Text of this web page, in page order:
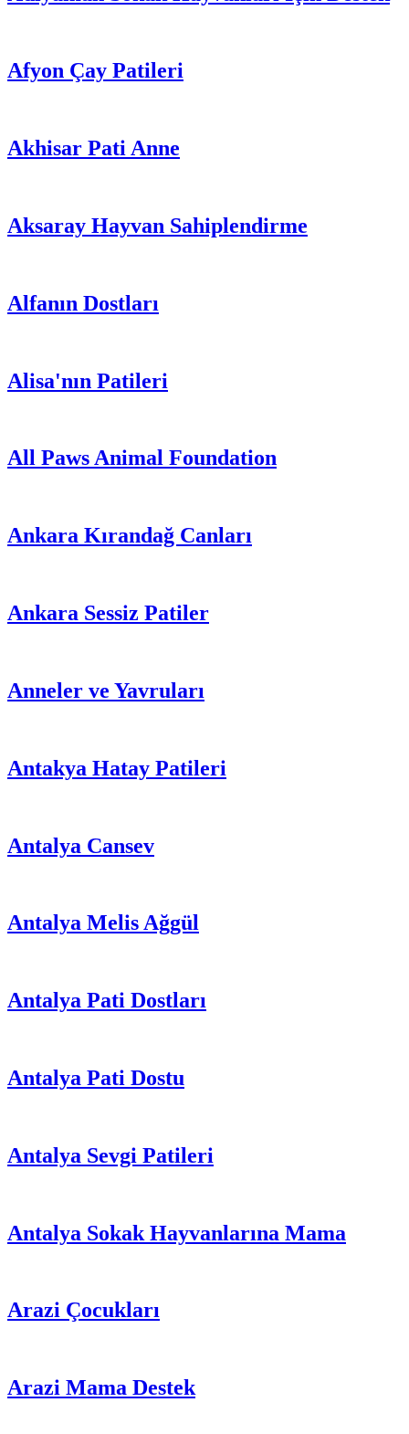
Afyon Çay Patileri
Akhisar Pati Anne
Aksaray Hayvan Sahiplendirme
Alfanın Dostları
Alisa'nın Patileri
All Paws Animal Foundation
Ankara Kırandağ Canları
Ankara Sessiz Patiler
Anneler ve Yavruları
Antakya Hatay Patileri
Antalya Cansev
Antalya Melis Ağgül
Antalya Pati Dostları
Antalya Pati Dostu
Antalya Sevgi Patileri
Antalya Sokak Hayvanlarına Mama
Arazi Çocukları
Arazi Mama Destek